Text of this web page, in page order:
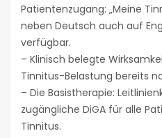
Patientenzugang: „Meine
neben Deutsch auch auf
verfügbar.
– Klinisch belegte
Tinnitus-Belastung bereits
– Die Basistherapie:
zugängliche DiGA für alle
Tinnitus.